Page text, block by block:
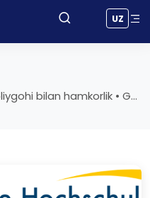
UZ
bilan hamkorlik • G...